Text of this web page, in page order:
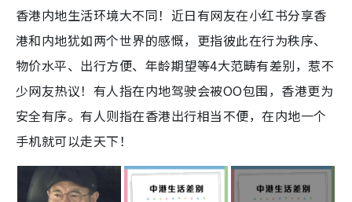
香港内地生活环境大不同！近日有网友在小红书分享香
港和内地犹如两个世界的感慨，更指彼此在行为秩序、
物价水平、出行方便、年龄期望等4大范畴有差别，惹不
少网友热议！有人指在内地驾驶会被OO包围，香港更为
安全有序。有人则指在香港出行相当不便，在内地一个
手机就可以走天下！